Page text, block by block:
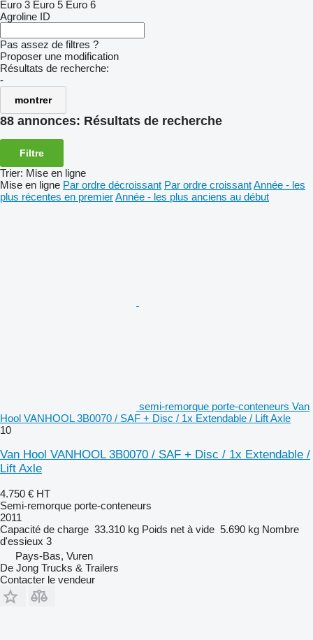
Euro 3 Euro 5 Euro 6
Agroline ID
Pas assez de filtres ?
Proposer une modification
Résultats de recherche:
-
montrer
88 annonces: Résultats de recherche
Filtre
Trier: Mise en ligne
Mise en ligne Par ordre décroissant Par ordre croissantAnnée - les
plus récentes en premierAnnée - les plus anciens au début
semi-remorque porte-conteneurs Van
Hool VANHOOL 3B0070 / SAF + Disc / 1x Extendable / Lift Axle
10
Van Hool VANHOOL 3B0070 / SAF + Disc / 1x Extendable /
Lift Axle
4.750 € HT
Semi-remorque porte-conteneurs
2011
Capacité de charge 33.310 kg Poids net à vide 5.690 kg Nombre
d'essieux 3
Pays-Bas, Vuren
De Jong Trucks & Trailers
Contacter le vendeur